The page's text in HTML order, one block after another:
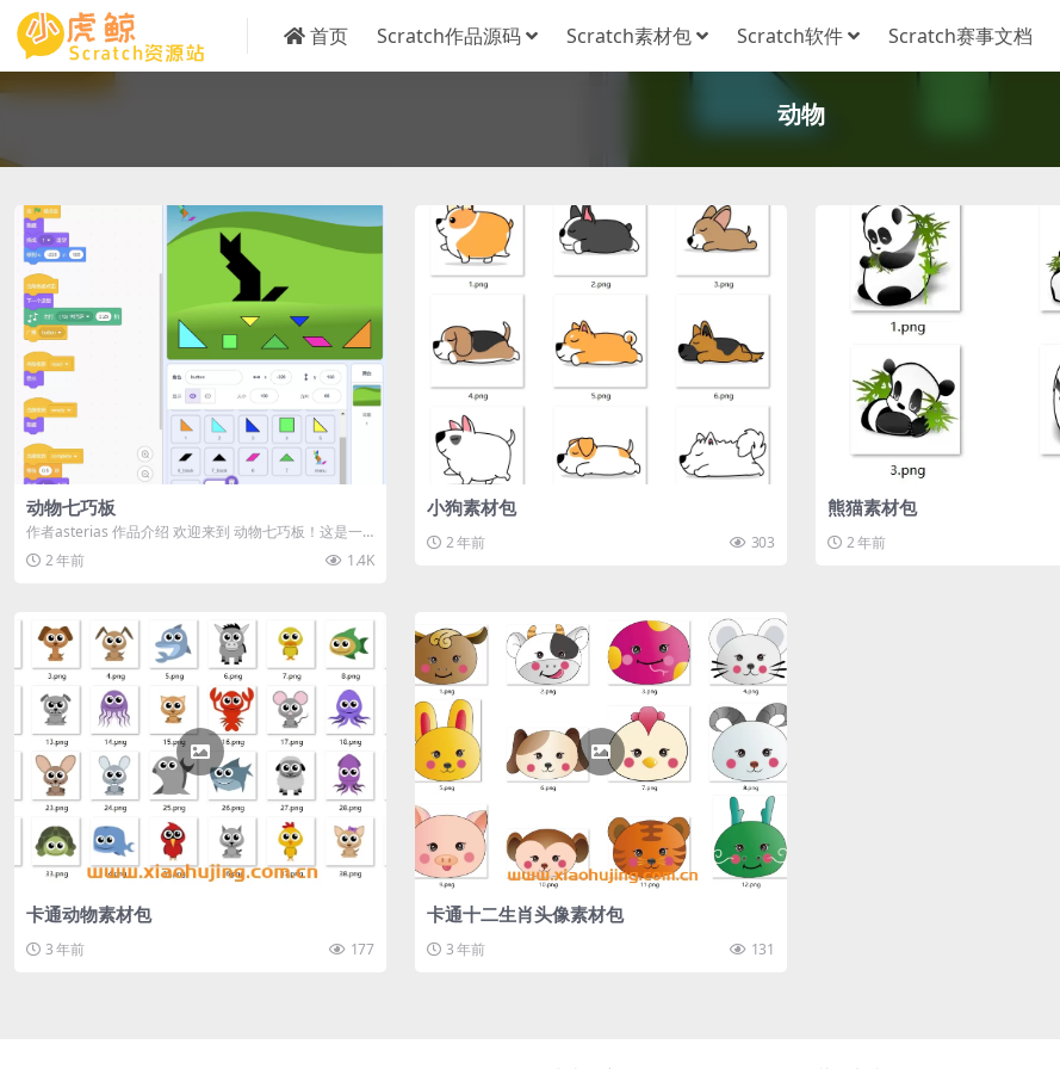
首页 Scratch作品源码 Scratch素材包 Scratch软件 Scratch赛事文档
动物
动物七巧板
作者asterias 作品介绍 欢迎来到 动物七巧板！这是一
款以房屋和农场动物为...
2 年前 1.4K
小狗素材包
2 年前 303
熊猫素材包
2 年前
卡通动物素材包
3 年前 177
卡通十二生肖头像素材包
3 年前 131